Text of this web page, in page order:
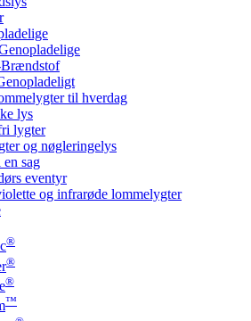
til hverdag
lys
lygter
og nøgleringelys
sag
eventyr
og infrarøde lommelygter
®
®
®
™